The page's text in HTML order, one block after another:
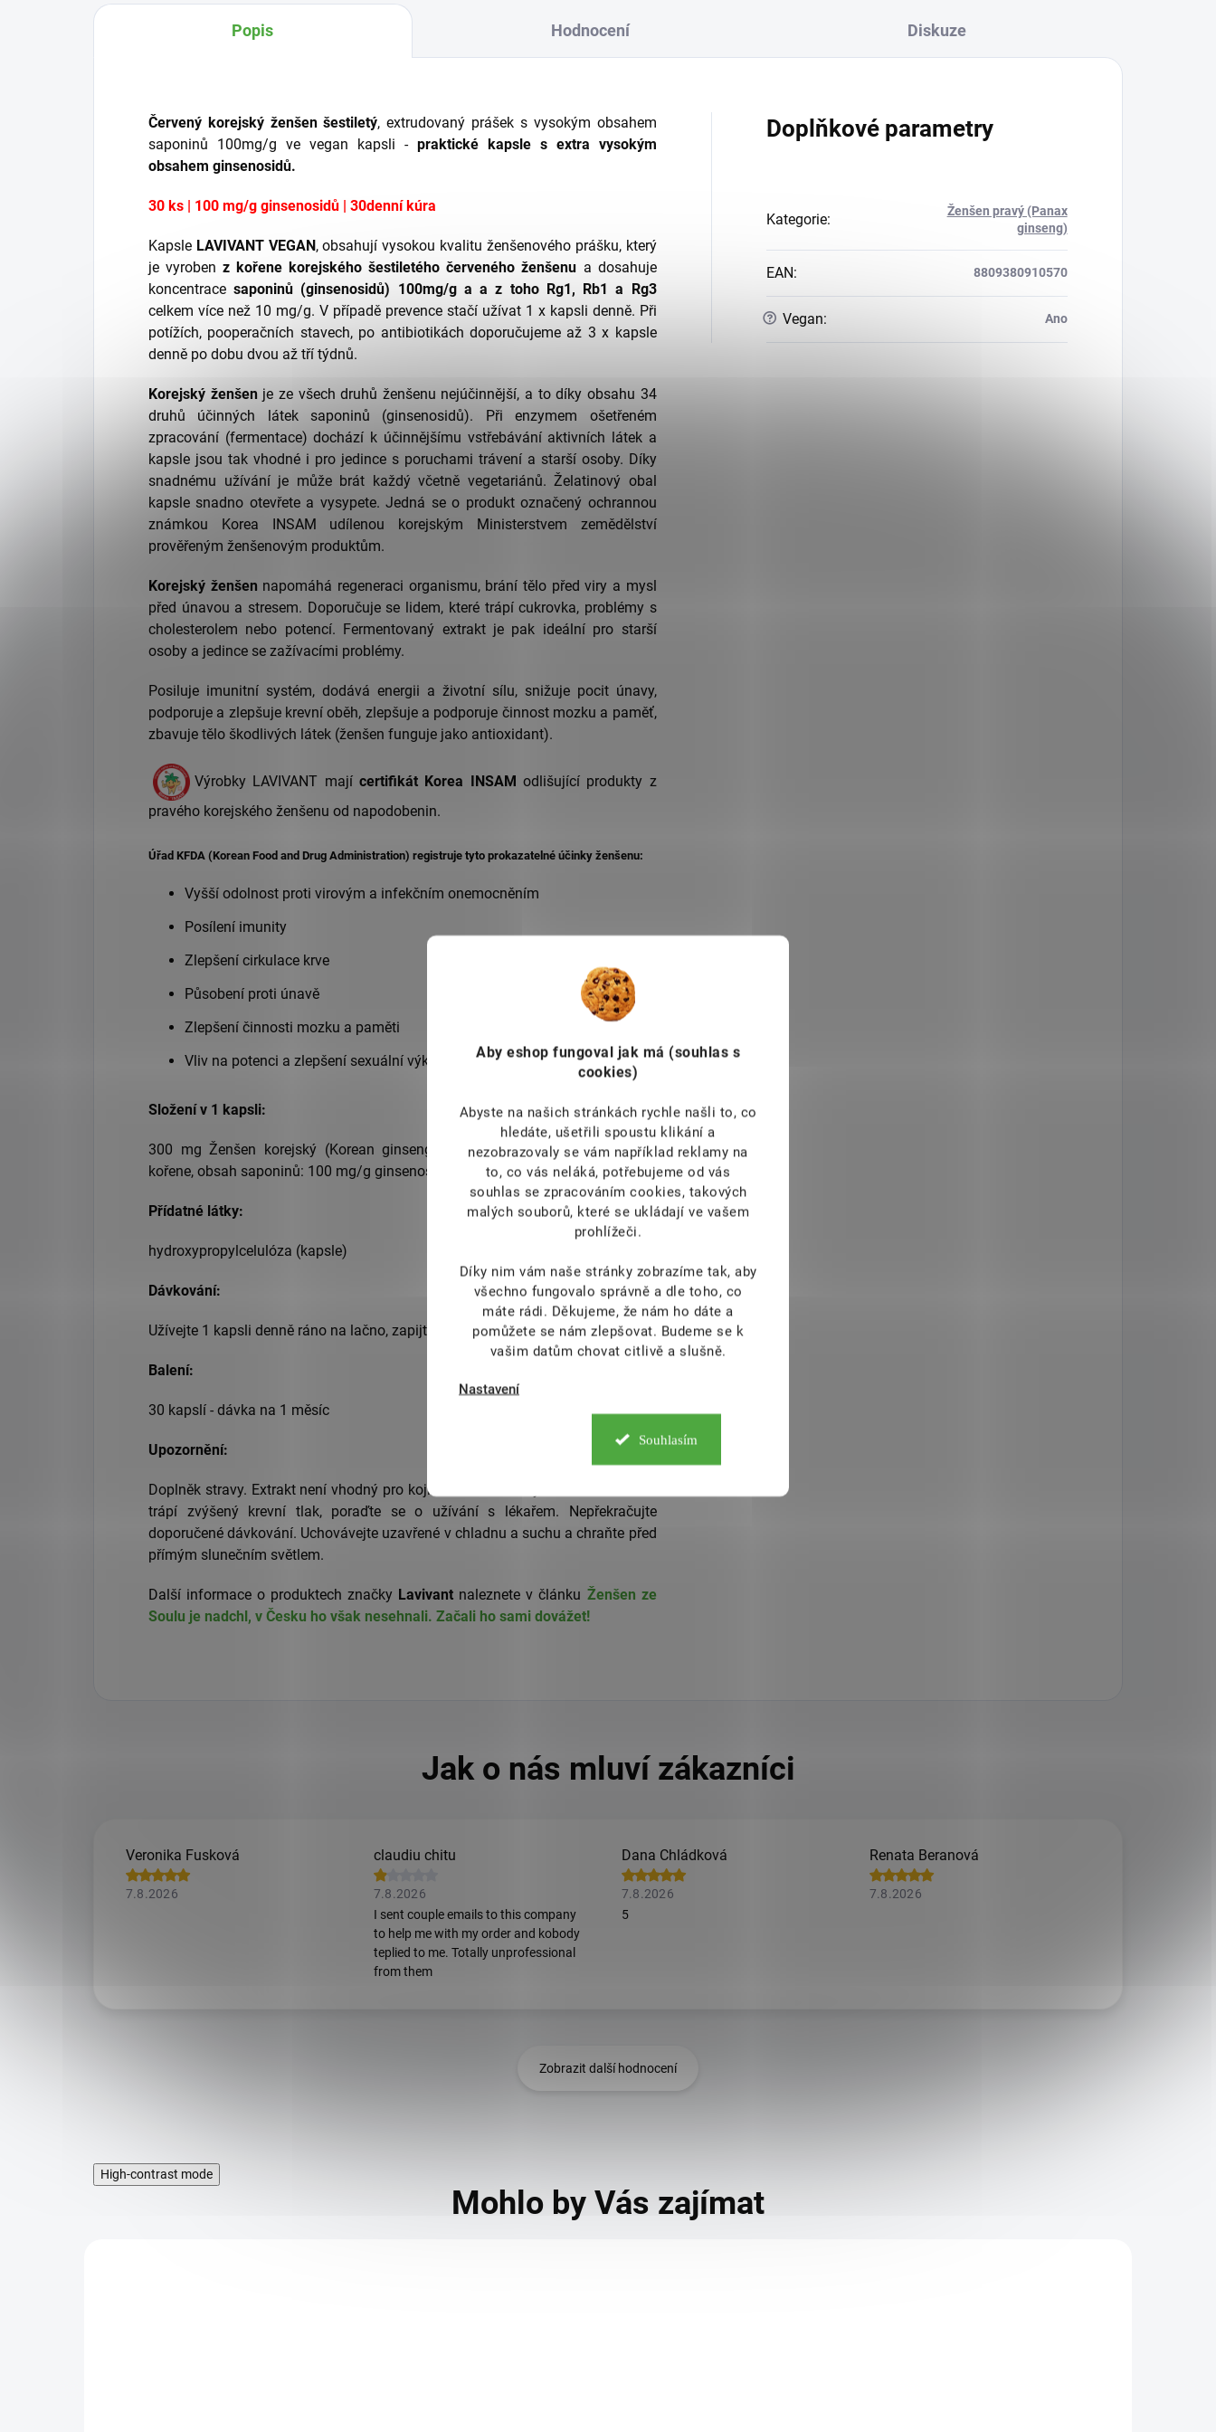
Aby eshop fungoval jak má (souhlas s
cookies)
Abyste na našich stránkách rychle našli to, co
hledáte, ušetřili spoustu klikání a
nezobrazovaly se vám například reklamy na
to, co vás neláká, potřebujeme od vás
souhlas se zpracováním cookies, takových
malých souborů, které se ukládají ve vašem
prohlížeči.
Díky nim vám naše stránky zobrazíme tak, aby
všechno fungovalo správně a dle toho, co
máte rádi. Děkujeme, že nám ho dáte a
pomůžete se nám zlepšovat. Budeme se k
vašim datům chovat citlivě a slušně.
Nastavení
Souhlasím
Popis Hodnocení Diskuze
Červený korejský ženšen šestiletý, extrudovaný prášek s vysokým obsahem
saponinů 100mg/g ve vegan kapsli - praktické kapsle s extra vysokým
obsahem ginsenosidů.
30 ks | 100 mg/g ginsenosidů | 30denní kúra
Kapsle LAVIVANT VEGAN , obsahují vysokou kvalitu ženšenového prášku, který
je vyrobenz kořene korejského šestiletého červeného ženšenu a dosahuje
koncentracesaponinů (ginsenosidů) 100mg/g a a z toho Rg1, Rb1 a Rg3
celkem více než 10 mg/g. V případě prevence stačí užívat 1 x kapsli denně. Při
potížích, pooperačních stavech, po antibiotikách doporučujeme až 3 x kapsle
denně po dobu dvou až tří týdnů.
Korejský ženšenje ze všech druhů ženšenu nejúčinnější, a to díky obsahu 34
druhů účinných látek saponinů (ginsenosidů). Při enzymem ošetřeném
zpracování (fermentace) dochází k účinnějšímu vstřebávání aktivních látek a
kapsle jsou tak vhodné i pro jedince s poruchami trávení a starší osoby. Díky
snadnému užívání je může brát každý včetně vegetariánů. Želatinový obal
kapsle snadno otevřete a vysypete. Jedná se o produkt označený ochrannou
známkou Korea INSAM udílenou korejským Ministerstvem zemědělství
prověřeným ženšenovým produktům.
Korejský ženšen napomáhá regeneraci organismu, brání tělo před viry a mysl
před únavou a stresem. Doporučuje se lidem, které trápí cukrovka, problémy s
cholesterolem nebo potencí. Fermentovaný extrakt je pak ideální pro starší
osoby a jedince se zažívacími problémy.
Posiluje imunitní systém, dodává energii a životní sílu, snižuje pocit únavy,
podporuje a zlepšuje krevní oběh, zlepšuje a podporuje činnost mozku a paměť,
zbavuje tělo škodlivých látek (ženšen funguje jako antioxidant).
Výrobky LAVIVANT mají certifikát Korea INSAM odlišující produkty z
pravého korejského ženšenu od napodobenin.
Úřad KFDA (Korean Food and Drug Administration) registruje tyto prokazatelné účinky ženšenu:
Vyšší odolnost proti virovým a infekčním onemocněním
Posílení imunity
Zlepšení cirkulace krve
Působení proti únavě
Zlepšení činnosti mozku a paměti
Vliv na potenci a zlepšení sexuální výkonnosti
Složení v 1 kapsli:
300 mg Ženšen korejský (Korean ginseng, 100% čistý prášek z extraktu z
kořene, obsah saponinů: 100 mg/g ginsenosidů Rg1, Rb1 a Rg3)
Přídatné látky:
hydroxypropylcelulóza (kapsle)
Dávkování:
Užívejte 1 kapsli denně ráno na lačno, zapijte vodou.
Balení:
30 kapslí - dávka na 1 měsíc
Upozornění:
Doplněk stravy. Extrakt není vhodný pro kojící a těhotné ženy a děti. Pokud vás
trápí zvýšený krevní tlak, poraďte se o užívání s lékařem. Nepřekračujte
doporučené dávkování. Uchovávejte uzavřené v chladnu a suchu a chraňte před
přímým slunečním světlem.
Další informace o produktech značky Lavivant naleznete v článku Ženšen ze
Soulu je nadchl, v Česku ho však nesehnali. Začali ho sami dovážet!
Doplňkové parametry
Kategorie:
Ženšen pravý (Panax
ginseng)
EAN: 8809380910570
? Vegan: Ano
Veronika Fusková
7.8.2026
claudiu chitu
7.8.2026
I sent couple emails to this company
to help me with my order and kobody
teplied to me. Totally unprofessional
from them
Dana Chládková
7.8.2026
5
Renata Beranová
7.8.2026
Zobrazit další hodnocení
High-contrast mode
Mohlo by Vás zajímat